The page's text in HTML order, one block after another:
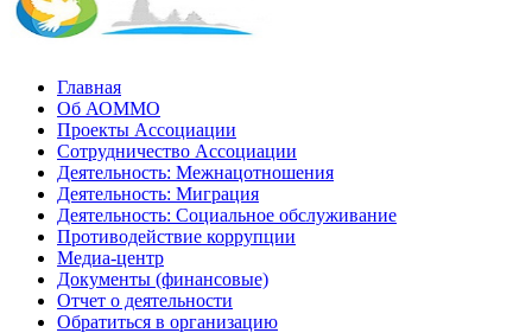
Главная
Об АОММО
Проекты Ассоциации
Сотрудничество Ассоциации
Деятельность: Межнацотношения
Деятельность: Миграция
Деятельность: Социальное обслуживание
Противодействие коррупции
Медиа-центр
Документы (финансовые)
Отчет о деятельности
Обратиться в организацию